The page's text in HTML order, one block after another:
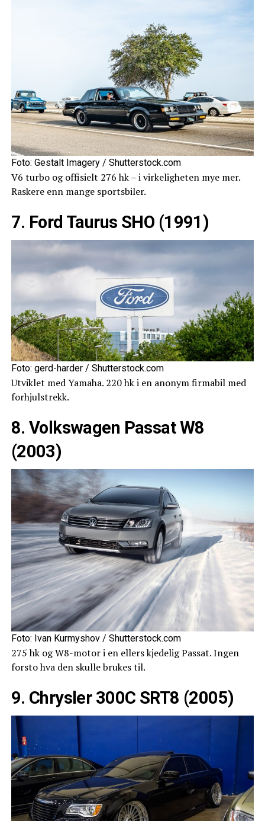
Foto: Gestalt Imagery / Shutterstock.com
V6 turbo og offisielt 276 hk – i virkeligheten mye mer.
Raskere enn mange sportsbiler.
7. Ford Taurus SHO (1991)
Foto: gerd-harder / Shutterstock.com
Utviklet med Yamaha. 220 hk i en anonym firmabil med
forhjulstrekk.
8. Volkswagen Passat W8
(2003)
Foto: Ivan Kurmyshov / Shutterstock.com
275 hk og W8-motor i en ellers kjedelig Passat. Ingen
forsto hva den skulle brukes til.
9. Chrysler 300C SRT8 (2005)